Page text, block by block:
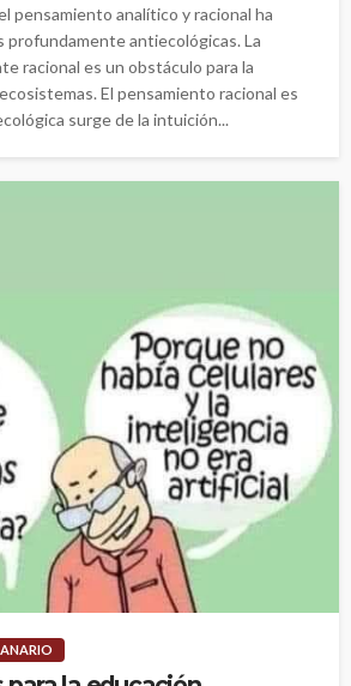
pensamiento analítico y racional ha
antiecológicas. La
racional es un obstáculo para la
El pensamiento racional es
surge de la intuición...